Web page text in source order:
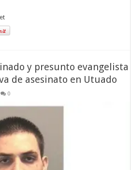
y presunto evangelista
de asesinato en Utuado
0